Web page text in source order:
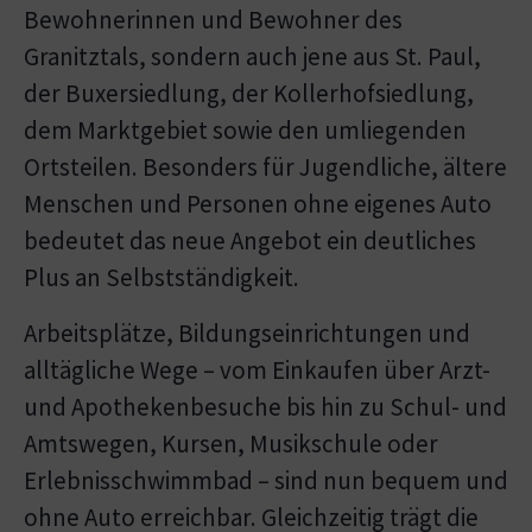
Bewohnerinnen und Bewohner des
Granitztals, sondern auch jene aus St. Paul,
der Buxersiedlung, der Kollerhofsiedlung,
dem Marktgebiet sowie den umliegenden
Ortsteilen. Besonders für Jugendliche, ältere
Menschen und Personen ohne eigenes Auto
bedeutet das neue Angebot ein deutliches
Plus an Selbstständigkeit.
Arbeitsplätze, Bildungseinrichtungen und
alltägliche Wege – vom Einkaufen über Arzt-
und Apothekenbesuche bis hin zu Schul- und
Amtswegen, Kursen, Musikschule oder
Erlebnisschwimmbad – sind nun bequem und
ohne Auto erreichbar. Gleichzeitig trägt die